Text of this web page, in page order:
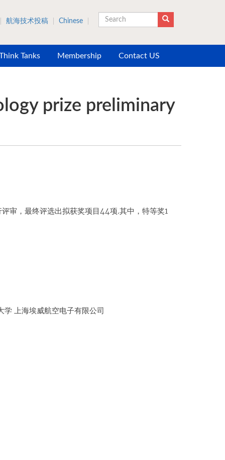
航海技术投稿
Chinese
Tanks Membership Contact US
prize preliminary
审，最终评选出拟获奖项目44项.其中，特等奖1
上海埃威航空电子有限公司